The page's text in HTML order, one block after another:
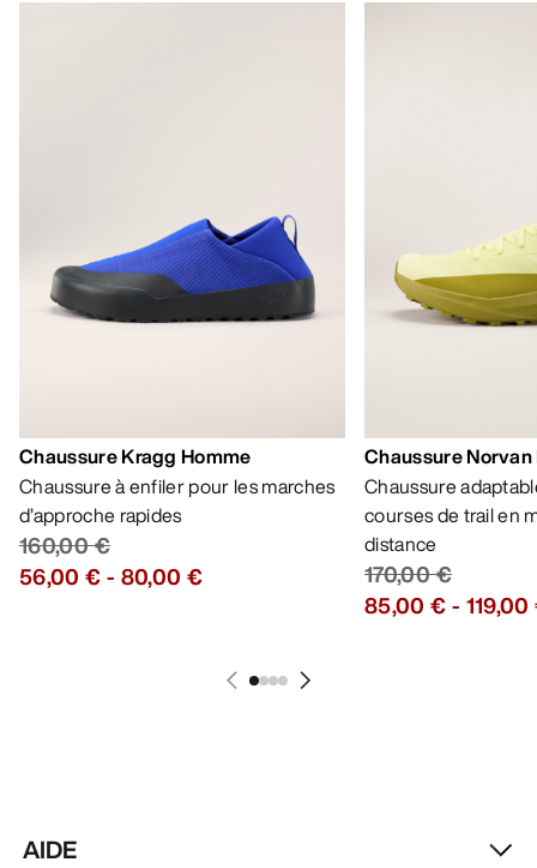
Chaussure Kragg Homme
Chaussure à enfiler pour les marches
d’approche rapides
160,00 €
56,00 €- 80,00 €
Chaussure
Chaussure
courses de trail en
distance
170,00 €
85,00 €-
AIDE